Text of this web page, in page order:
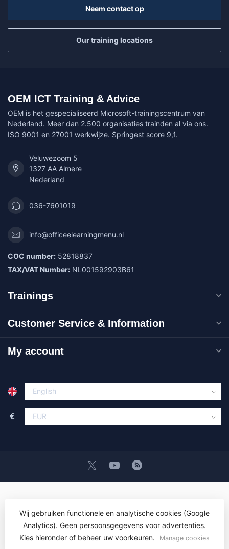
Neem contact op
Our training locations
OEM ICT Training & Advice
OEM is het gespecialiseerd Microsoft-trainingscentrum van
Nederland. Meer dan 2.500 organisaties trainden al via ons.
ISO 9001 en 27001 werkwijze. Springest score 9,1.
Veluwezoom 5
1327 AA Almere
Nederland
036-7601019
info@officeelearningmenu.nl
COC number: 52818837
TAX/VAT Number: NL001592903B61
Trainings
Customer Service & Information
My account
€
© Copyright 2026 OEM ICT Training & Advice- Powered by
Lightspeed- Theme byDyvelopment
Wij gebruiken functionele en analytische cookies (Google
Analytics). Geen persoonsgegevens voor advertenties.
Kies hieronder of beheer uw voorkeuren.
Manage cookies